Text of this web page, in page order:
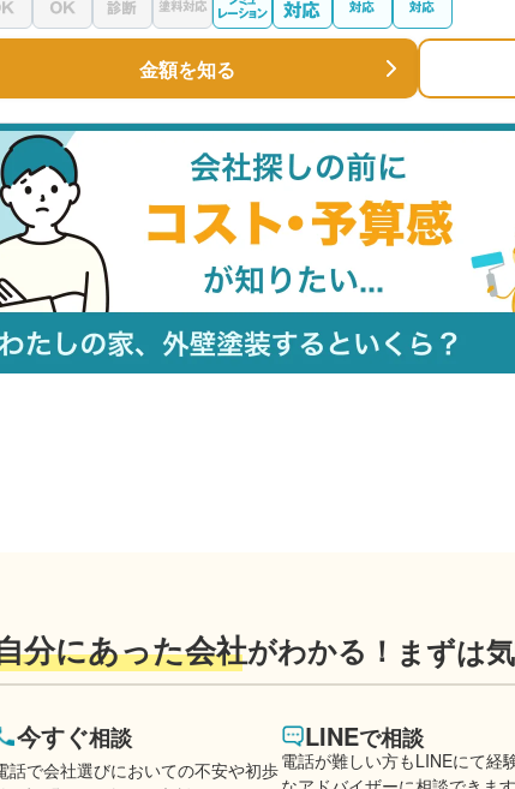
金額を知る
分にあった会社がわかる！ まずは
今すぐ相談
話で会社選びにおいての不安や初歩
LINEで相談
電話が難しい方もLINEにて経